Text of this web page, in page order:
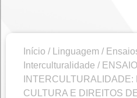
Início / Linguagem /
Interculturalidade /
INTERCULTURALIDADE:
CULTURA E DIREITOS